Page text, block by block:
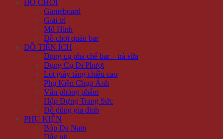
ĐỒ CHƠI
Gameboard
Giải trí
Mô Hình
Đồ chơi quán bar
ĐỒ TIỆN ÍCH
Dụng cụ pha chế bar – trà sữa
Dụng Cụ Đi Phượt
Lót giày tăng chiều cao
Phụ Kiện Chụp Ảnh
Văn phòng phẩm
Hộp Đựng Trang Sức
Đồ dùng gia đình
PHỤ KIỆN
Bóp Da Nam
Dây nịt